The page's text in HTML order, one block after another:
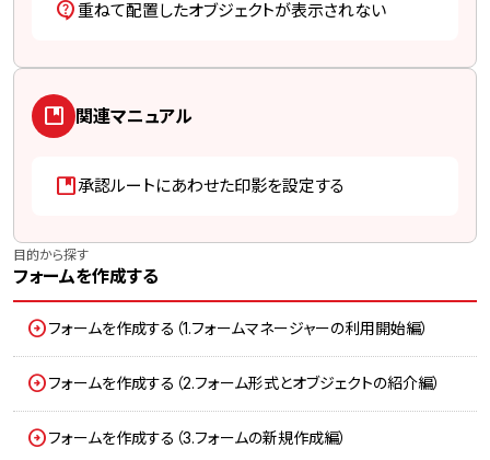
contact_support重ねて配置したオブジェクトが表示されない
関連マニュアル
developer_guide
developer_guide承認ルートにあわせた印影を設定する
目的から探す
フォームを作成する
フォームを作成する（1.フォームマネージャーの利用開始編）
フォームを作成する（2.フォーム形式とオブジェクトの紹介編）
フォームを作成する（3.フォームの新規作成編）